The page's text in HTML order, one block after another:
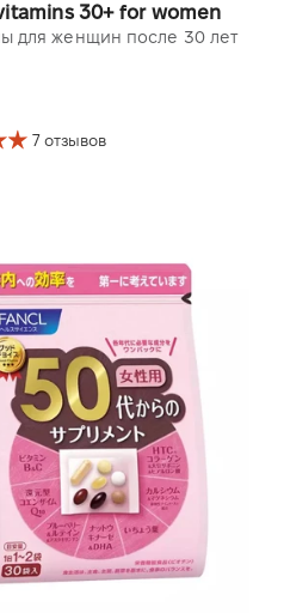
30+ for women
для женщин после 30 лет
7 отзывов